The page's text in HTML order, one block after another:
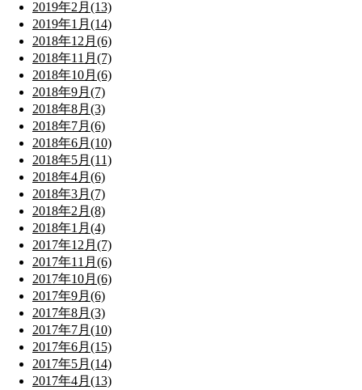
2019年2月(13)
2019年1月(14)
2018年12月(6)
2018年11月(7)
2018年10月(6)
2018年9月(7)
2018年8月(3)
2018年7月(6)
2018年6月(10)
2018年5月(11)
2018年4月(6)
2018年3月(7)
2018年2月(8)
2018年1月(4)
2017年12月(7)
2017年11月(6)
2017年10月(6)
2017年9月(6)
2017年8月(3)
2017年7月(10)
2017年6月(15)
2017年5月(14)
2017年4月(13)